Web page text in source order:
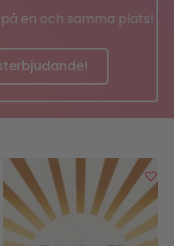
en och samma plats!